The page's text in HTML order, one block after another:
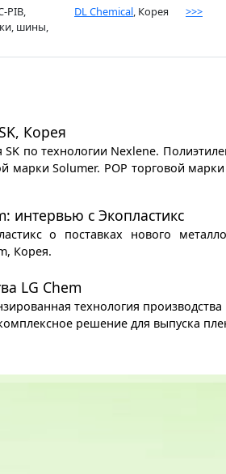
PIB,
шины,
DL Chemical, Корея >>>
Корея
по технологии Nexlene.
марки Solumer. POP торговой
интервью с Экопластикс
о поставках нового
Корея.
LG Chem
технология
решение для выпуска